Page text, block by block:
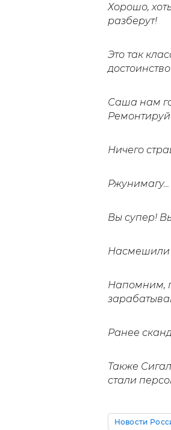
Хорошо,
разберут!
Это так
Саша нам
Ничего
Вы супер!
Насмешили
Напомним,
Ранее
Также
стали
Новости